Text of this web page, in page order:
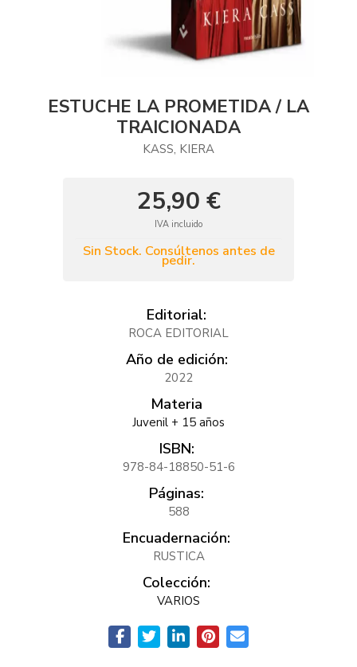
ESTUCHE LA PROMETIDA / LA
TRAICIONADA
KASS, KIERA
25,90 €
IVA incluido
Sin Stock. Consúltenos antes de
pedir.
Editorial:
ROCA EDITORIAL
Año de edición:
2022
Materia
Juvenil + 15 años
ISBN:
978-84-18850-51-6
Páginas:
588
Encuadernación:
RUSTICA
Colección:
VARIOS